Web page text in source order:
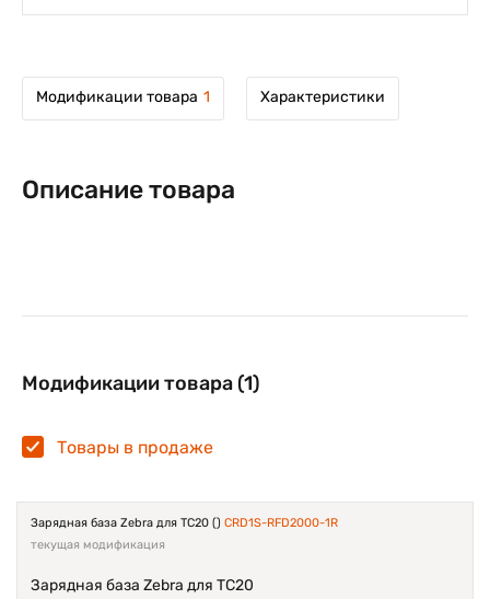
Модификации товара 1 Характеристики
Описание товара
Модификации товара (1)
Товары в продаже
Зарядная база Zebra для TC20 () CRD1S-RFD2000-1R
текущая модификация
Зарядная база Zebra для TC20